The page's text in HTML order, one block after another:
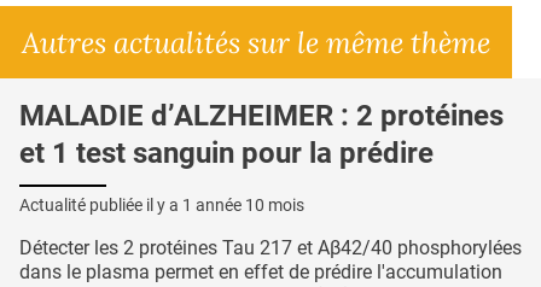
Autres actualités sur le même thème
MALADIE d’ALZHEIMER : 2 protéines
et 1 test sanguin pour la prédire
Actualité publiée il y a 1 année 10 mois
Détecter les 2 protéines Tau 217 et Aβ42/40 phosphorylées
dans le plasma permet en effet de prédire l'accumulation